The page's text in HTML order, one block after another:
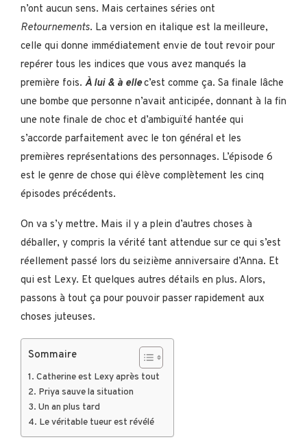
n’ont aucun sens. Mais certaines séries ont
Retournements. La version en italique est la meilleure,
celle qui donne immédiatement envie de tout revoir pour
repérer tous les indices que vous avez manqués la
première fois. À lui & à ellec’est comme ça. Sa finale lâche
une bombe que personne n’avait anticipée, donnant à la fin
une note finale de choc et d’ambiguïté hantée qui
s’accorde parfaitement avec le ton général et les
premières représentations des personnages. L’épisode 6
est le genre de chose qui élève complètement les cinq
épisodes précédents.
On va s’y mettre. Mais il y a plein d’autres choses à
déballer, y compris la vérité tant attendue sur ce qui s’est
réellement passé lors du seizième anniversaire d’Anna. Et
qui est Lexy. Et quelques autres détails en plus. Alors,
passons à tout ça pour pouvoir passer rapidement aux
choses juteuses.
Sommaire
Catherine est Lexy après tout
Priya sauve la situation
Un an plus tard
Le véritable tueur est révélé